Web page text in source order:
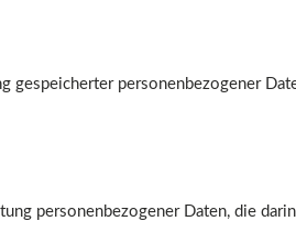
gespeicherter personenbezogener
personenbezogener Daten, die